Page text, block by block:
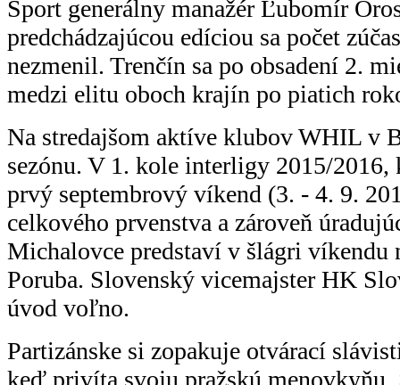
Šport generálny manažér Ľubomír
predchádzajúcou edíciou sa počet
nezmenil. Trenčín sa po obsadení 2.
medzi elitu oboch krajín po piatich
Na stredajšom aktíve klubov WHIL v
sezónu. V 1. kole interligy 2015/2016,
prvý septembrový víkend (3. - 4. 9.
celkového prvenstva a zároveň
Michalovce predstaví v šlágri víkendu
Poruba. Slovenský vicemajster HK
úvod voľno.
Partizánske si zopakuje otvárací
keď privíta svoju pražskú menovkyňu,